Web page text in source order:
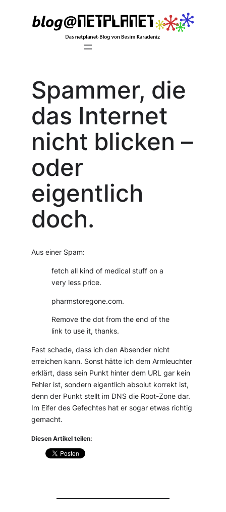
Spammer, die
das Internet
nicht blicken –
oder
eigentlich
doch.
Aus einer Spam:
fetch all kind of medical stuff on a
very less price.
pharmstoregone.com.
Remove the dot from the end of the
link to use it, thanks.
Fast schade, dass ich den Absender nicht
erreichen kann. Sonst hätte ich dem Armleuchter
erklärt, dass sein Punkt hinter dem URL gar kein
Fehler ist, sondern eigentlich absolut korrekt ist,
denn der Punkt stellt im DNS die Root-Zone dar.
Im Eifer des Gefechtes hat er sogar etwas richtig
gemacht.
Diesen Artikel teilen: